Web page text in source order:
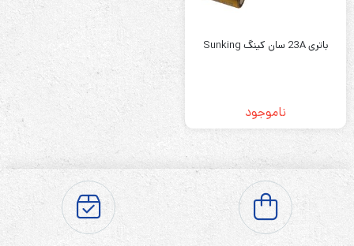
باتری 23A سان کینگ Sunking
ناموجود